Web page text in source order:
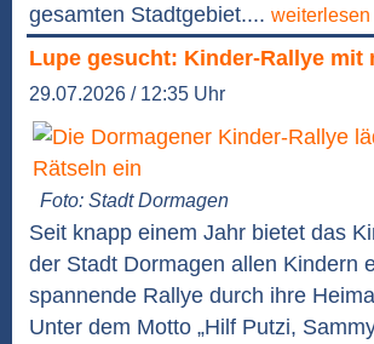
gesamten Stadtgebiet.... weiterlesen
Lupe gesucht: Kinder-Rallye mit
29.07.2026 / 12:35 Uhr
Foto: Stadt Dormagen
Seit knapp einem Jahr bietet das
der Stadt Dormagen allen Kindern
spannende Rallye durch ihre
Unter dem Motto „Hilf Putzi,